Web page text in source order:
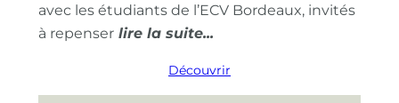
avec les étudiants de l’ECV Bordeaux, invités
à repenser
Découvrir